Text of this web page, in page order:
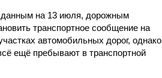
на 13 июля, дорожным
транспортное сообщение на
автомобильных дорог, однако
ещё пребывают в транспортной